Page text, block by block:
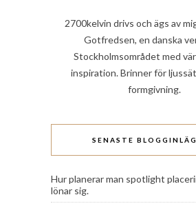
2700kelvin drivs och ägs av
Gotfredsen, en danska
Stockholmsområdet med
inspiration. Brinner för
formgivning.
SENASTE
Hur planerar man spotlight
lönar sig.